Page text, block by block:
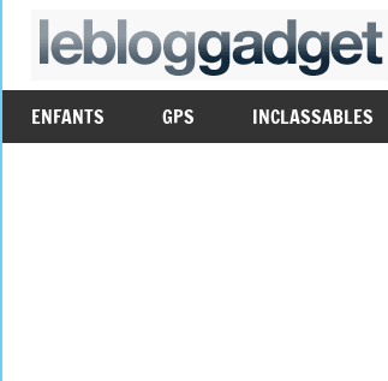
Aller
ENFANTS GPS INCLASSABLES